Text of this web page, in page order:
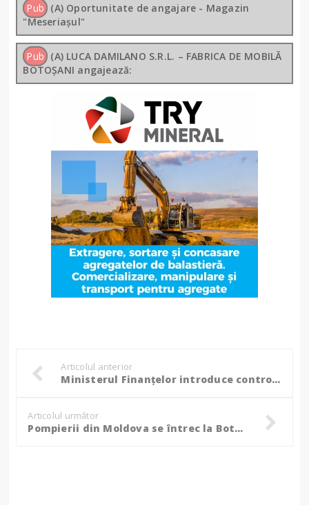
Pub (A) Oportunitate de angajare - Magazin
"Meseriașul"
Pub (A) LUCA DAMILANO S.R.L. – FABRICA DE MOBILĂ
BOTOȘANI angajează:
Articolul anterior
Ministerul Finanțelor introduce controale pentru toți angajații: „Să știm exact ce face fiecare în cele opt ore"
Articolul următor
Pompierii din Moldova se întrec la Botoşani: Cetățenii sunt așteptați să îi susțină!